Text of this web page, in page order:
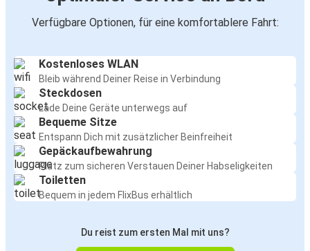
Verfügbare Optionen, für eine komfortablere Fahrt:
Kostenloses WLAN
Bleib während Deiner Reise in Verbindung
Steckdosen
Lade Deine Geräte unterwegs auf
Bequeme Sitze
Entspann Dich mit zusätzlicher Beinfreiheit
Gepäckaufbewahrung
Platz zum sicheren Verstauen Deiner Habseligkeiten
Toiletten
Bequem in jedem FlixBus erhältlich
Du reist zum ersten Mal mit uns?